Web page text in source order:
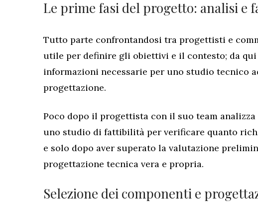
Le prime fasi del progetto: analisi e
Tutto parte confrontandosi tra progettisti e
utile per definire gli obiettivi e il contesto; da
informazioni necessarie per uno studio tecnico
progettazione.
Poco dopo il progettista con il suo team
uno studio di fattibilità per verificare quanto
e solo dopo aver superato la valutazione
progettazione tecnica vera e propria.
Selezione dei componenti e